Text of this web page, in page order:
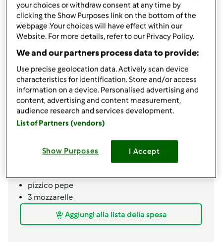
Ingredienti
Involtini di verza di Cinzia
16foglie di verza
250gcarne trita
1uovo
50ggratin
150gpassata di pomodoro
aglio
pizzico pepe
3 mozzarelle
Aggiungi alla lista della spesa
your choices or withdraw consent at any time by
clicking the Show Purposes link on the bottom of the
webpage .Your choices will have effect within our
Website. For more details, refer to our Privacy Policy.
We and our partners process data to provide:
Use precise geolocation data. Actively scan device
characteristics for identification. Store and/or access
information on a device. Personalised advertising and
content, advertising and content measurement,
audience research and services development.
List of Partners (vendors)
Show Purposes I Accept